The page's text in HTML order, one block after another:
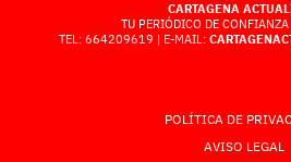
CARTAGENA
TU PERIÓDICO DE
TEL: 664209619 | E-MAIL:
POLÍTICA DE
AVISO LEGAL